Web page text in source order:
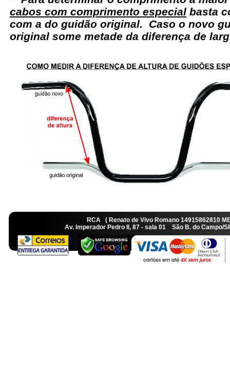
cabos com comprimento especial basta
com a do guidão original. Caso o novo
original some metade da diferença de
RCA ( Renato de Vivo Romano
Av. Imperador Pedro II, 87 - sala 01 São B. do